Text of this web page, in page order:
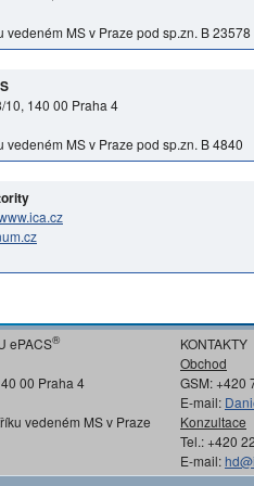
MS v Praze pod sp.zn. B 23578
10, 140 00 Praha 4
MS v Praze pod sp.zn. B 4840
ePACS®
00 Praha 4
vedeném MS v Praze
KONTAKTY
Obchod
GSM: +420
E-mail:
Konzultace
Tel.: +420
E-mail: